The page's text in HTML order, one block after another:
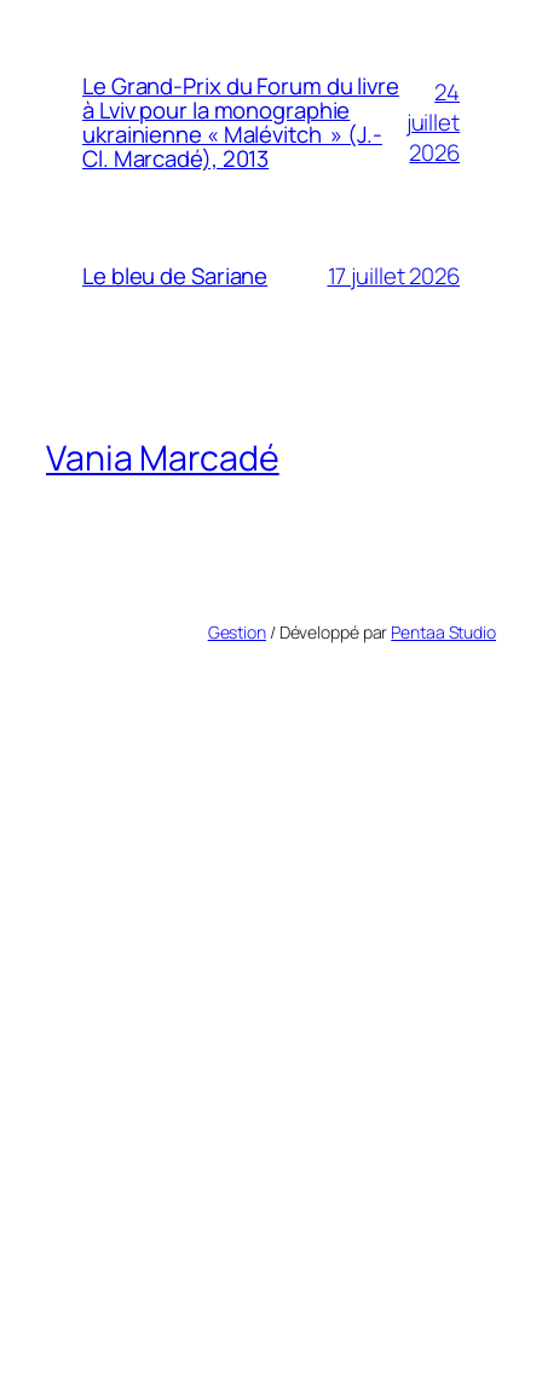
Le Grand-Prix du Forum du livre
à Lviv pour la monographie
ukrainienne « Malévitch » (J.-
Cl. Marcadé), 2013
24
juillet
2026
Le bleu de Sariane 17 juillet 2026
Vania Marcadé
Gestion/ Développé par Pentaa Studio